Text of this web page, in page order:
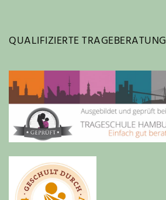
QUALIFIZIERTE TRAGEBERATUNG